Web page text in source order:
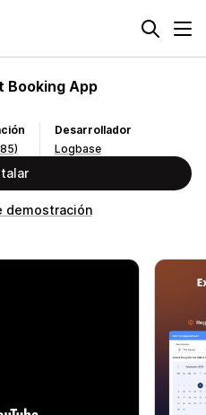
Booking App
Desarrollador
Logbase
demostración